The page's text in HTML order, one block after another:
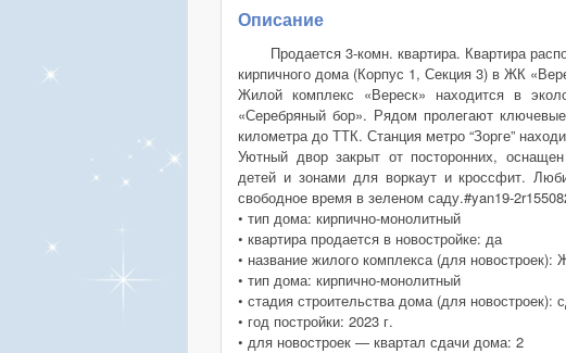
Описание
Продается 3-комн. квартира. Квартира
кирпичного дома (Корпус 1, Секция 3) в ЖК
Жилой комплекс «Вереск» находится в
«Серебряный бор». Рядом пролегают
километра до ТТК. Станция метро “Зорге”
Уютный двор закрыт от посторонних,
детей и зонами для воркаут и кроссфит.
свободное время в зеленом саду.#yan19-
• тип дома: кирпично-монолитный
• квартира продается в новостройке: да
• название жилого комплекса (для новостроек):
• тип дома: кирпично-монолитный
• стадия строительства дома (для новостроек):
• год постройки: 2023 г.
• для новостроек — квартал сдачи дома: 2